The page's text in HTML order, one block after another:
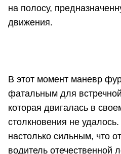
на полосу,
движения.
В этот момент маневр
фатальным для
которая двигалась в
столкновения не
настолько сильным, что
водитель отечественной